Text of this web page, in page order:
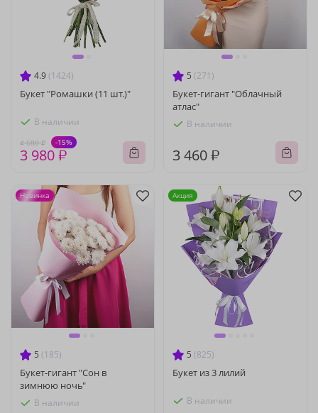
4.9 (1424)
Букет "Ромашки (11 шт.)"
В наличии
4 680 ₽ -15%
3 980 ₽
5 (271)
Букет-гигант "Облачный
атлас"
В наличии
3 460 ₽
5 (185)
Букет-гигант "Сон в
зимнюю ночь"
В наличии
Новинка
5 (825)
Букет из 3 лилий
В наличии
Акция